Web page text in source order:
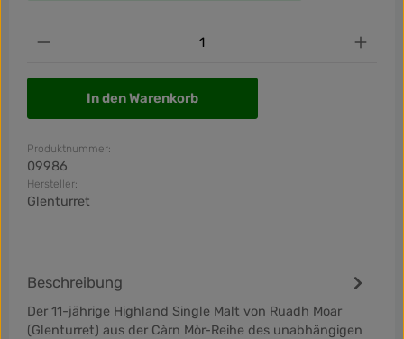
Produkt Anzahl: Gib den gewünschten Wert
In den Warenkorb
Produktnummer:
09986
Hersteller:
Glenturret
Beschreibung
Der 11-jährige Highland Single Malt von Ruadh Moar
(Glenturret) aus der Càrn Mòr-Reihe des unabhängigen